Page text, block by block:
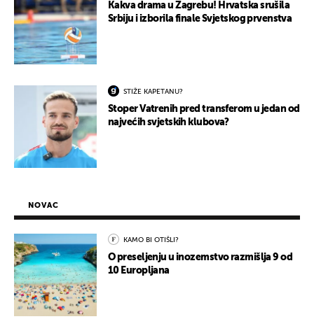
Kakva drama u Zagrebu! Hrvatska srušila
Srbiju i izborila finale Svjetskog prvenstva
STIŽE KAPETANU?
Stoper Vatrenih pred transferom u jedan od
najvećih svjetskih klubova?
NOVAC
KAMO BI OTIŠLI?
O preseljenju u inozemstvo razmišlja 9 od
10 Europljana